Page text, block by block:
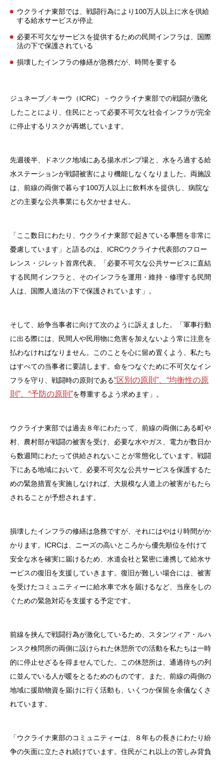
ウクライナ東部では、戦闘行為により100万人以上に水を供給
する給水サービスが停止
必要不可欠なサービスを提供するための民間インフラは、国際
法の下で保護されている
損壊したインフラの修繕が急務だが、時間を要する
ジュネーブ／キーウ（ICRC）－ウクライナ東部での戦闘が激化
したことにより、住民にとって必要不可欠な社会インフラが完全
に停止するリスクが再燃しています。
先週後半、ドネツク地域にある揚水ポンプ場と、水をろ過する給
水ステーションが戦闘被害により機能しなくなりました。両施設
は、前線の両側で暮らす100万人以上に飲料水を提供し、病院な
どの主要な公共事業にも欠かせません。
「ここ数日にわたり、ウクライナ東部で起きている事態を非常に
憂慮しています」と語るのは、ICRCウクライナ代表部のフロー
レンス・ジレット首席代表。「必要不可欠な公共サービスに直結
する民間インフラと、そのインフラを運用・維持・修理する民間
人は、国際人道法の下で保護されています」。
そして、紛争当事者に向けて次のように訴えました。「軍事行動
に出る際には、民間人や民用物に危害を加えないよう常に注意を
払わなければなりません。このことを心に留め置くよう、私たち
はすべての当事者に要請します。命をつなぐために不可欠なイン
フラを守り、戦闘時の原則である“区別の原則”、“均衡性の原
則”、“予防の原則”を尊重するよう求めます」。
ウクライナ東部では過去８年にわたって、前線の両側にある町や
村、農村部が戦闘の被害を受け、必要な水やガス、電力が数日か
ら数週間にわたって供給されないことが常態化しています。戦闘
下にある地域において、必要不可欠な公共サービスを保護するた
めの緊急措置を実施しなければ、大規模な人道上の被害がもたら
されることが予想されます。
損壊したインフラの修繕は急務ですが、それにはやはり時間がか
かります。ICRCは、ニーズの高いところから優先順位を付けて
安全な水を確実に届けるため、水道会社と緊密に連携して給水サ
ービスの復旧を支援していきます。復旧が難しい場合には、被害
を受けたコミュニティーに給水車で水を届けるなど、当座をしの
ぐための緊急対応を支援する予定です。
前線を挟んで戦闘行為が激化しているため、スタンツィア・ルハ
ンスク検問所の両側に設けられた休憩所での活動を私たちは一時
的に停止せざるを得ませんでした。この休憩所は、通過待ちの列
に並んでいる人が暖をとるためのものです。また、前線の両側の
地域に援助物資を届けに行く活動も、いくつか保留を余儀なくさ
れています。
「ウクライナ東部のコミュニティーは、８年もの長きにわたり紛
争の矢面に立たされ続けています。住民がこれ以上の苦しみ背負